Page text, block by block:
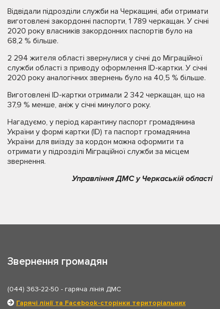
Відвідали підрозділи служби на Черкащині, аби отримати
виготовлені закордонні паспорти, 1 789 черкащан. У січні
2020 року власників закордонних паспортів було на
68,2 % більше.
2 294 жителя області звернулися у січні до Міграційної
служби області з приводу оформлення ID-картки. У січні
2020 року аналогічних звернень було на 40,5 % більше.
Виготовлені ID-картки отримали 2 342 черкащан, що на
37,9 % менше, аніж у січні минулого року.
Нагадуємо, у період карантину паспорт громадянина
України у формі картки (ID) та паспорт громадянина
України для виїзду за кордон можна оформити та
отримати у підрозділі Міграційної служби за місцем
звернення.
Управління ДМС у Черкаській області
Звернення громадян
(044) 363-22-50 - гаряча лінія ДМС
Гарячі лінії та Facebook-сторінки територіальних